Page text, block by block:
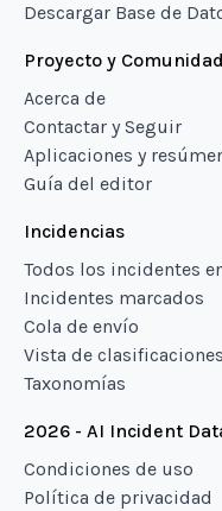
Descargar Base de
Proyecto y Comunidad
Acerca de
Contactar y Seguir
Aplicaciones y
Guía del editor
Incidencias
Todos los incidentes
Incidentes marcados
Cola de envío
Vista de clasificaciones
Taxonomías
2026 - AI Incident
Condiciones de uso
Política de privacidad